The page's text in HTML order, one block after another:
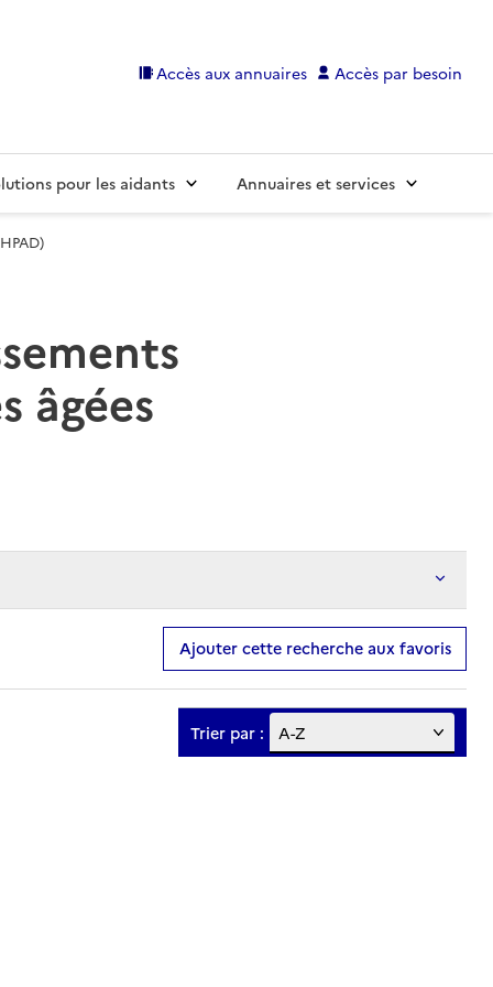
Accès aux annuaires Accès par besoin
pour les aidants Annuaires et services
âgées
Ajouter cette recherche aux favoris
Trier par :